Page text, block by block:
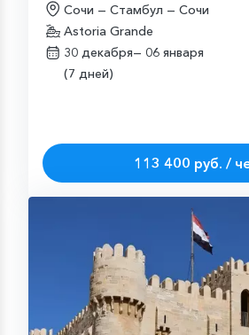
Сочи — Стамбул — Сочи
Astoria Grande
30 декабря— 06 января
(7 дней)
113 400 руб. /